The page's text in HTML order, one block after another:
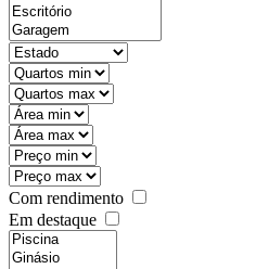
Com rendimento
Em destaque